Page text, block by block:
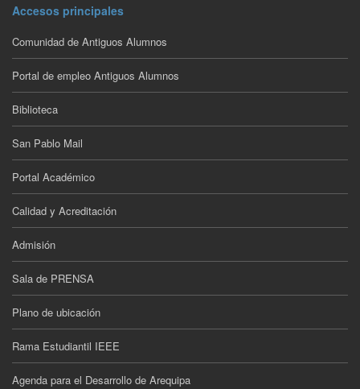
Accesos principales
Comunidad de Antiguos Alumnos
Portal de empleo Antiguos Alumnos
Biblioteca
San Pablo Mail
Portal Académico
Calidad y Acreditación
Admisión
Sala de PRENSA
Plano de ubicación
Rama Estudiantil IEEE
Agenda para el Desarrollo de Arequipa